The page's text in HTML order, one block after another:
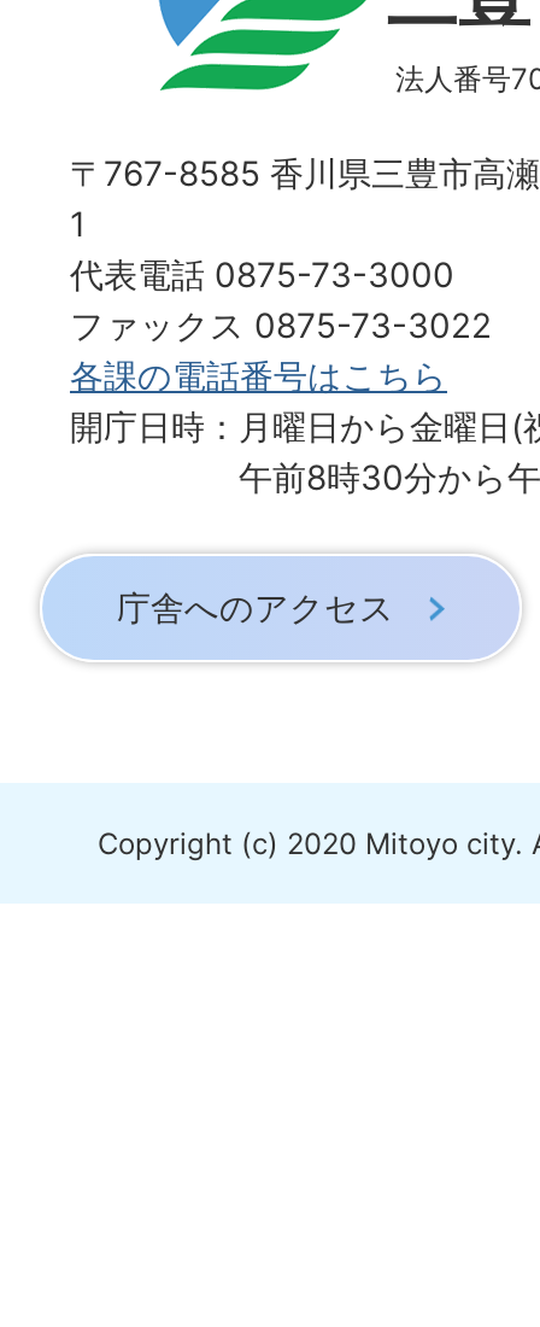
法人番号
〒767-8585 香川県三豊市高
1
代表電話 0875-73-3000
ファックス 0875-73-3022
各課の電話番号はこちら
開庁日時：月曜日から金曜日(
午前8時30分から
庁舎へのアクセス
Copyright (c) 2020 Mitoyo city.